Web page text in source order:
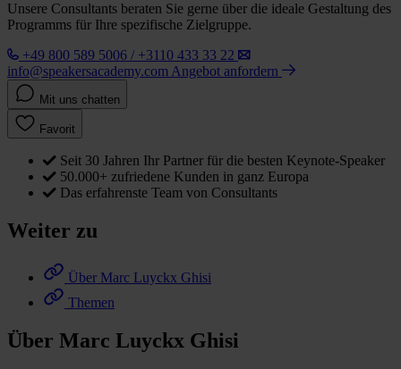
Unsere Consultants beraten Sie gerne über die ideale Gestaltung des
Programms für Ihre spezifische Zielgruppe.
+49 800 589 5006 / +3110 433 33 22
info@speakersacademy.com Angebot anfordern
Mit uns chatten
Favorit
Seit 30 Jahren Ihr Partner für die besten Keynote-Speaker
50.000+ zufriedene Kunden in ganz Europa
Das erfahrenste Team von Consultants
Weiter zu
Über Marc Luyckx Ghisi
Themen
Über Marc Luyckx Ghisi